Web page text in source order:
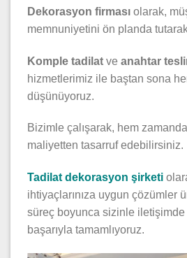
Dekorasyon firması olarak,
memnuniyetini ön planda tutarak
Komple tadilat ve anahtar
hizmetlerimiz ile baştan sona
düşünüyoruz.
Bizimle çalışarak, hem
maliyetten tasarruf edebilirsiniz.
Tadilat dekorasyon şirketi
ihtiyaçlarınıza uygun çözümler
süreç boyunca sizinle
başarıyla tamamlıyoruz.